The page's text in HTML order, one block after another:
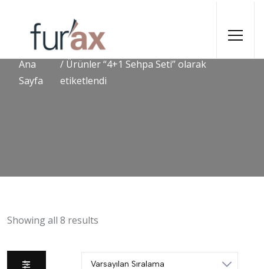
Ana
Sayfa
/ Ürünler “4+1 Sehpa Seti” olarak
etiketlendi
Showing all 8 results